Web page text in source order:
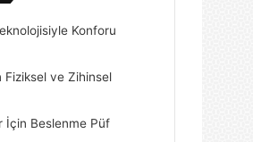
Konforu
Fiziksel ve Zihinsel
İçin Beslenme Püf